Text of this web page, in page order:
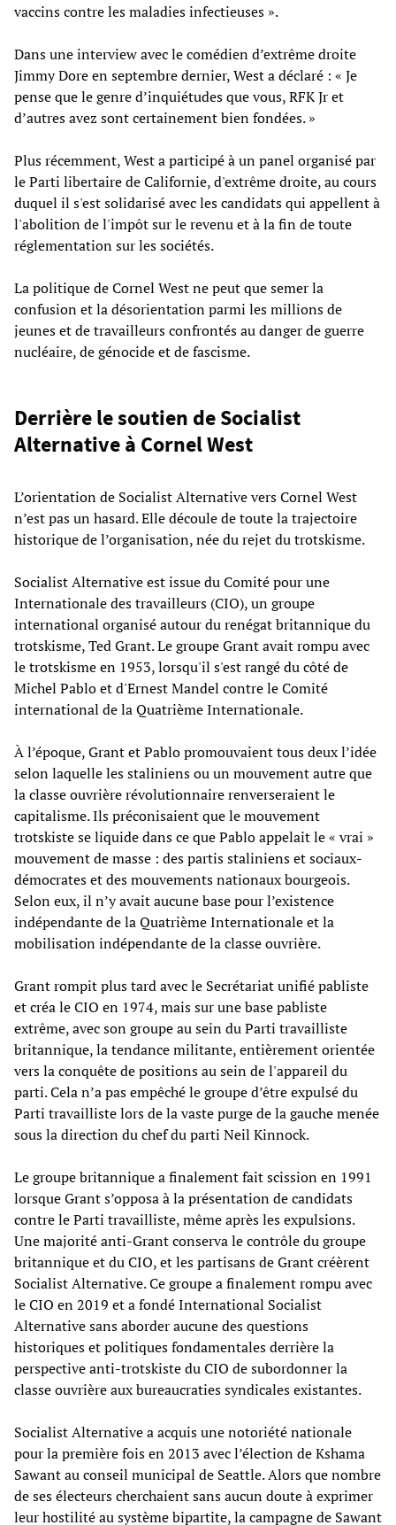
vaccins contre les maladies infectieuses ».
Dans une interview avec le comédien d’extrême droite
Jimmy Dore en septembre dernier, West a déclaré : « Je
pense que le genre d’inquiétudes que vous, RFK Jr et
d’autres avez sont certainement bien fondées. »
Plus récemment, West a participé à un panel organisé par
le Parti libertaire de Californie, d'extrême droite, au cours
duquel il s'est solidarisé avec les candidats qui appellent à
l'abolition de l'impôt sur le revenu et à la fin de toute
réglementation sur les sociétés.
La politique de Cornel West ne peut que semer la
confusion et la désorientation parmi les millions de
jeunes et de travailleurs confrontés au danger de guerre
nucléaire, de génocide et de fascisme.
Derrière le soutien de Socialist
Alternative à Cornel West
L’orientation de Socialist Alternative vers Cornel West
n’est pas un hasard. Elle découle de toute la trajectoire
historique de l’organisation, née du rejet du trotskisme.
Socialist Alternative est issue du Comité pour une
Internationale des travailleurs (CIO), un groupe
international organisé autour du renégat britannique du
trotskisme, Ted Grant. Le groupe Grant avait rompu avec
le trotskisme en 1953, lorsqu'il s'est rangé du côté de
Michel Pablo et d'Ernest Mandel contre le Comité
international de la Quatrième Internationale.
À l’époque, Grant et Pablo promouvaient tous deux l’idée
selon laquelle les staliniens ou un mouvement autre que
la classe ouvrière révolutionnaire renverseraient le
capitalisme. Ils préconisaient que le mouvement
trotskiste se liquide dans ce que Pablo appelait le « vrai »
mouvement de masse : des partis staliniens et sociaux-
démocrates et des mouvements nationaux bourgeois.
Selon eux, il n’y avait aucune base pour l’existence
indépendante de la Quatrième Internationale et la
mobilisation indépendante de la classe ouvrière.
Grant rompit plus tard avec le Secrétariat unifié pabliste
et créa le CIO en 1974, mais sur une base pabliste
extrême, avec son groupe au sein du Parti travailliste
britannique, la tendance militante, entièrement orientée
vers la conquête de positions au sein de l'appareil du
parti. Cela n’a pas empêché le groupe d’être expulsé du
Parti travailliste lors de la vaste purge de la gauche menée
sous la direction du chef du parti Neil Kinnock.
Le groupe britannique a finalement fait scission en 1991
lorsque Grant s’opposa à la présentation de candidats
contre le Parti travailliste, même après les expulsions.
Une majorité anti-Grant conserva le contrôle du groupe
britannique et du CIO, et les partisans de Grant créèrent
Socialist Alternative. Ce groupe a finalement rompu avec
le CIO en 2019 et a fondé International Socialist
Alternative sans aborder aucune des questions
historiques et politiques fondamentales derrière la
perspective anti-trotskiste du CIO de subordonner la
classe ouvrière aux bureaucraties syndicales existantes.
Socialist Alternative a acquis une notoriété nationale
pour la première fois en 2013 avec l’élection de Kshama
Sawant au conseil municipal de Seattle. Alors que nombre
de ses électeurs cherchaient sans aucun doute à exprimer
leur hostilité au système bipartite, la campagne de Sawant